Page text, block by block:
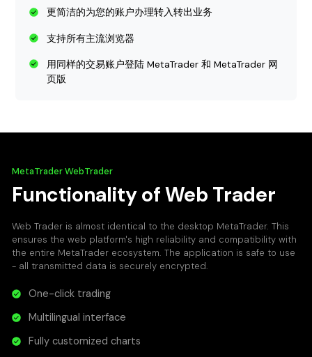
更简洁的为您的账户办理转入转出业务
支持所有主流浏览器
用同样的交易账户登陆 MetaTrader 和 MetaTrader 网
页版
MetaTrader WebTrader
Functionality of Web Trader
Web Trader is almost identical to the desktop MetaTrader. This
ensures the web platform's high reliability and compatibility with
the entire MetaTrader ecosystem. The application is safe to use
- all transmitted data is securely encrypted.
One-click trading
Multilingual interface
Fully customized charts